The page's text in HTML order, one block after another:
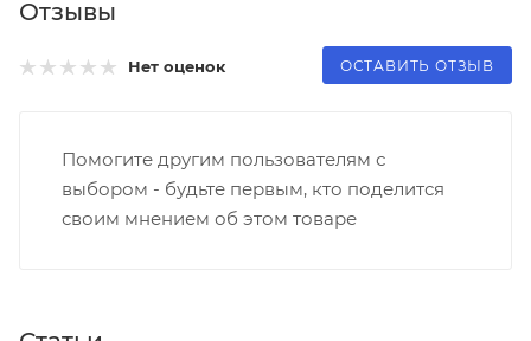
Отзывы
Нет оценок ОСТАВИТЬ ОТЗЫВ
Помогите другим пользователям с
выбором - будьте первым, кто поделится
своим мнением об этом товаре